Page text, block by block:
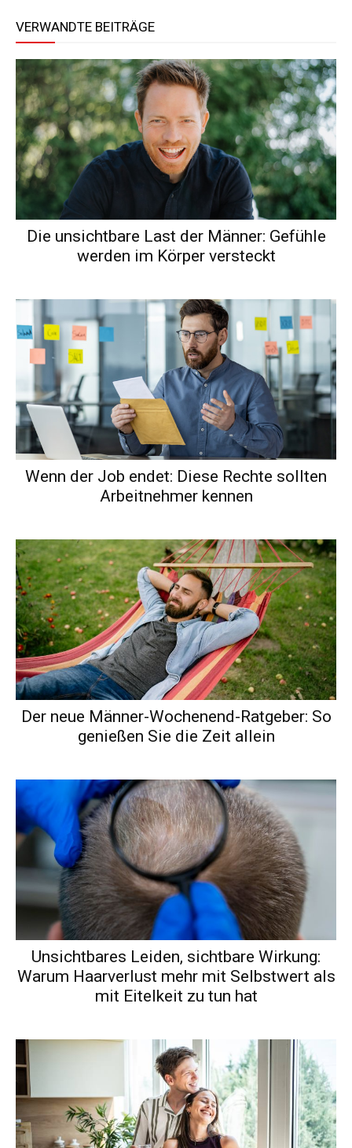
VERWANDTE BEITRÄGE
Die unsichtbare Last der Männer: Gefühle
werden im Körper versteckt
Wenn der Job endet: Diese Rechte sollten
Arbeitnehmer kennen
Der neue Männer-Wochenend-Ratgeber: So
genießen Sie die Zeit allein
Unsichtbares Leiden, sichtbare Wirkung:
Warum Haarverlust mehr mit Selbstwert als
mit Eitelkeit zu tun hat